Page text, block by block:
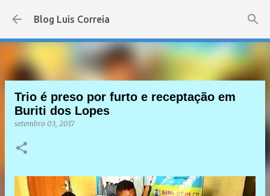
Pular para o conteúdo principal
Blog Luis Correia
Trio é preso por furto e receptação em
Buriti dos Lopes
setembro 03, 2017